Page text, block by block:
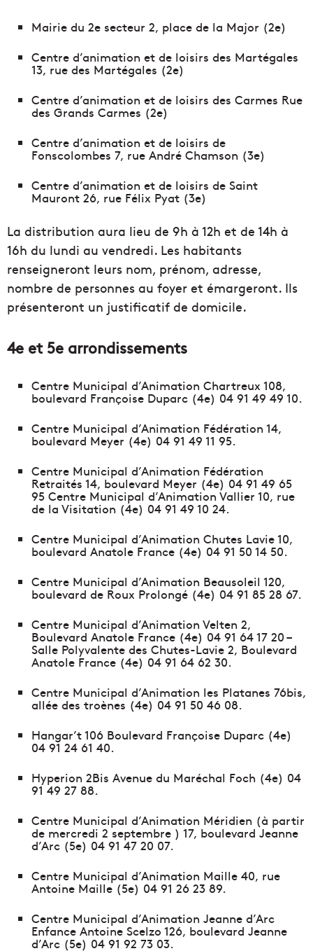
Mairie du 2e secteur 2, place de la Major (2e)
Centre d’animation et de loisirs des Martégales
13, rue des Martégales (2e)
Centre d’animation et de loisirs des Carmes Rue
des Grands Carmes (2e)
Centre d’animation et de loisirs de
Fonscolombes 7, rue André Chamson (3e)
Centre d’animation et de loisirs de Saint
Mauront 26, rue Félix Pyat (3e)
La distribution aura lieu de 9h à 12h et de 14h à
16h du lundi au vendredi. Les habitants
renseigneront leurs nom, prénom, adresse,
nombre de personnes au foyer et émargeront. Ils
présenteront un justificatif de domicile.
4e et 5e arrondissements
Centre Municipal d’Animation Chartreux 108,
boulevard Françoise Duparc (4e) 04 91 49 49 10.
Centre Municipal d’Animation Fédération 14,
boulevard Meyer (4e) 04 91 49 11 95.
Centre Municipal d’Animation Fédération
Retraités 14, boulevard Meyer (4e) 04 91 49 65
95 Centre Municipal d’Animation Vallier 10, rue
de la Visitation (4e) 04 91 49 10 24.
Centre Municipal d’Animation Chutes Lavie 10,
boulevard Anatole France (4e) 04 91 50 14 50.
Centre Municipal d’Animation Beausoleil 120,
boulevard de Roux Prolongé (4e) 04 91 85 28 67.
Centre Municipal d’Animation Velten 2,
Boulevard Anatole France (4e) 04 91 64 17 20 –
Salle Polyvalente des Chutes-Lavie 2, Boulevard
Anatole France (4e) 04 91 64 62 30.
Centre Municipal d’Animation les Platanes 76bis,
allée des troènes (4e) 04 91 50 46 08.
Hangar’t 106 Boulevard Françoise Duparc (4e)
04 91 24 61 40.
Hyperion 2Bis Avenue du Maréchal Foch (4e) 04
91 49 27 88.
Centre Municipal d’Animation Méridien (à partir
de mercredi 2 septembre ) 17, boulevard Jeanne
d’Arc (5e) 04 91 47 20 07.
Centre Municipal d’Animation Maille 40, rue
Antoine Maille (5e) 04 91 26 23 89.
Centre Municipal d’Animation Jeanne d’Arc
Enfance Antoine Scelzo 126, boulevard Jeanne
d’Arc (5e) 04 91 92 73 03.